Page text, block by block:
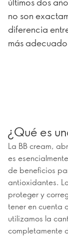
no son
diferencia
más
¿Qué es
La BB cream,
es
de beneficios
antioxidantes.
proteger y
tener en cuenta
utilizamos la
completamente